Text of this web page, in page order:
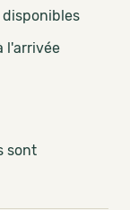
l'arrivée
sont